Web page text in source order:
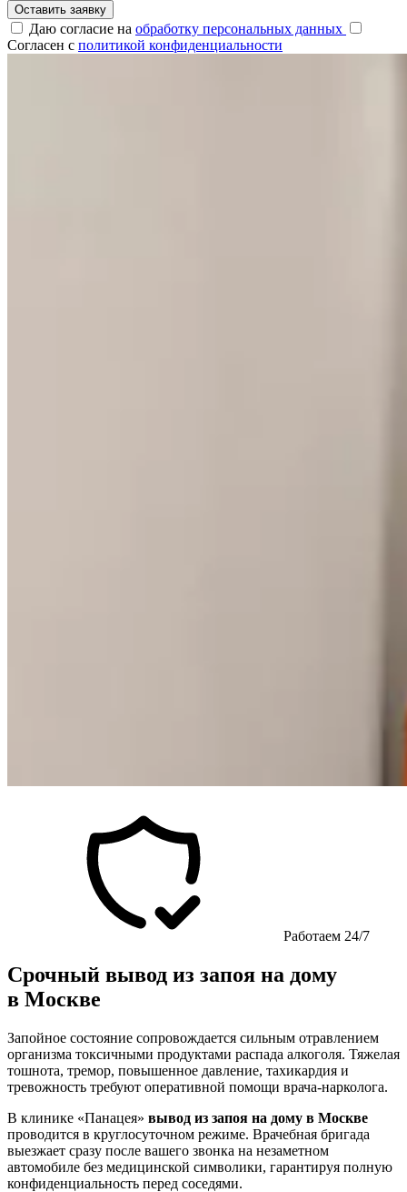
Оставить заявку
Даю согласие на обработку персональных данных
Согласен с политикой конфиденциальности
Работаем 24/7
Срочный вывод из запоя на дому
в Москве
Запойное состояние сопровождается сильным отравлением
организма токсичными продуктами распада алкоголя. Тяжелая
тошнота, тремор, повышенное давление, тахикардия и
тревожность требуют оперативной помощи врача-нарколога.
В клинике «Панацея» вывод из запоя на дому в Москве
проводится в круглосуточном режиме. Врачебная бригада
выезжает сразу после вашего звонка на незаметном
автомобиле без медицинской символики, гарантируя полную
конфиденциальность перед соседями.